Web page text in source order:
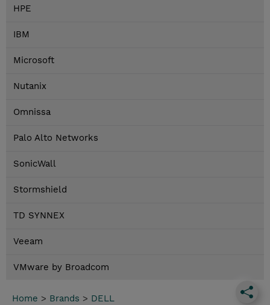
HPE
IBM
Microsoft
Nutanix
Omnissa
Palo Alto Networks
SonicWall
Stormshield
TD SYNNEX
Veeam
VMware by Broadcom
Home > Brands > DELL